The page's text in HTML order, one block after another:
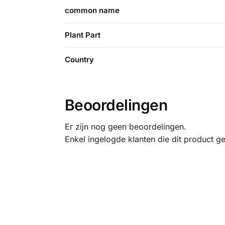
common name
Plant Part
Country
Beoordelingen
Er zijn nog geen beoordelingen.
Enkel ingelogde klanten die dit product